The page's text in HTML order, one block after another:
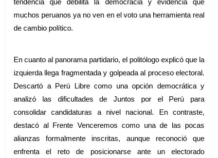
tendencia que debilita la democracia y evidencia que
muchos peruanos ya no ven en el voto una herramienta real
de cambio político.
En cuanto al panorama partidario, el politólogo explicó que la
izquierda llega fragmentada y golpeada al proceso electoral.
Descartó a Perú Libre como una opción democrática y
analizó las dificultades de Juntos por el Perú para
consolidar candidaturas a nivel nacional. En contraste,
destacó al Frente Venceremos como una de las pocas
alianzas formalmente inscritas, aunque reconoció que
enfrenta el reto de posicionarse ante un electorado